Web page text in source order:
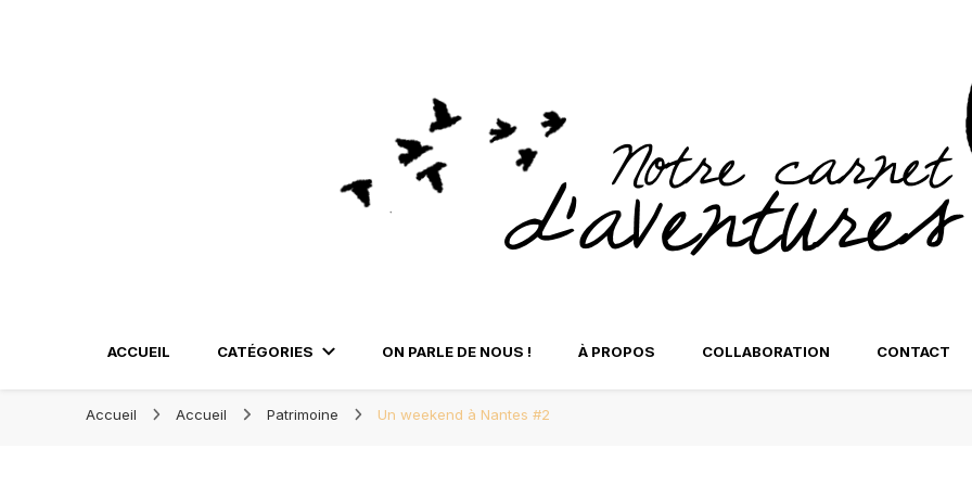
ACCUEIL CATÉGORIES ON PARLE DE NOUS ! À PROPOS COLLABORATION CONTACT
Accueil Accueil Patrimoine Un weekend à Nantes #2